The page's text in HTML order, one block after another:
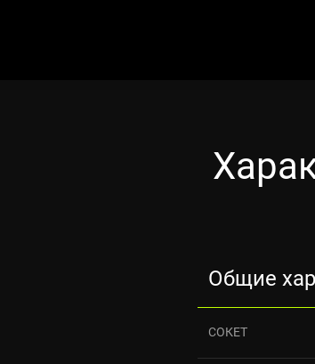
Общие
СОКЕТ